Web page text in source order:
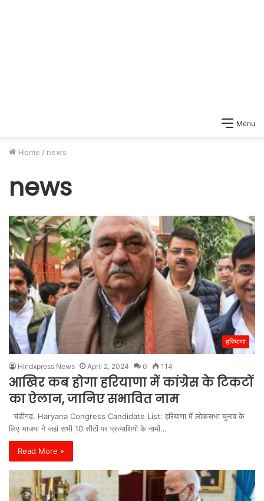
Menu
Home / news
news
हरियाणा
Hindxpress News April 2, 2024 0 114
आखिर कब होगा हरियाणा में कांग्रेस के टिकटों
का ऐलान, जानिए सभावित नाम
चंडीगढ़. Haryana Congress Candidate List: हरियाणा में लोकसभा चुनाव के
लिए भाजपा ने जहां सभी 10 सीटों पर प्रत्याशियों के नामों…
Read More »